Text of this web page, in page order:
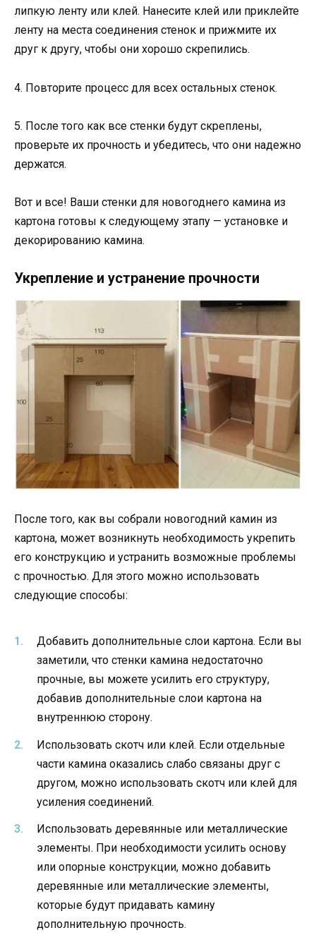
липкую ленту или клей. Нанесите клей или приклейте
ленту на места соединения стенок и прижмите их
друг к другу, чтобы они хорошо скрепились.
4. Повторите процесс для всех остальных стенок.
5. После того как все стенки будут скреплены,
проверьте их прочность и убедитесь, что они надежно
держатся.
Вот и все! Ваши стенки для новогоднего камина из
картона готовы к следующему этапу — установке и
декорированию камина.
Укрепление и устранение прочности
После того, как вы собрали новогодний камин из
картона, может возникнуть необходимость укрепить
его конструкцию и устранить возможные проблемы
с прочностью. Для этого можно использовать
следующие способы:
Добавить дополнительные слои картона. Если вы
заметили, что стенки камина недостаточно
прочные, вы можете усилить его структуру,
добавив дополнительные слои картона на
внутреннюю сторону.
Использовать скотч или клей. Если отдельные
части камина оказались слабо связаны друг с
другом, можно использовать скотч или клей для
усиления соединений.
Использовать деревянные или металлические
элементы. При необходимости усилить основу
или опорные конструкции, можно добавить
деревянные или металлические элементы,
которые будут придавать камину
дополнительную прочность.